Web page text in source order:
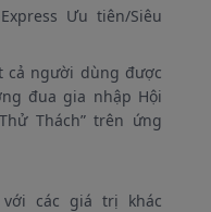
Ưu tiên/Siêu
cả người dùng được
đua gia nhập Hội
Thách” trên ứng
các giá trị khác